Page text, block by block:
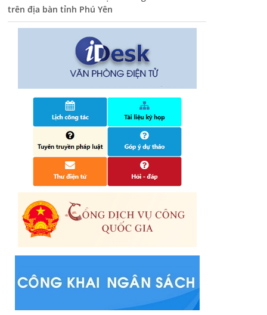
Quyết định công bố nhóm thủ tục hành
chính liên thông điện tử, khai sinh, cấp thẻ
bảo hiểm y tế trẻ em dưới 6 tuổi, đăng ký
25/06/2024
trên địa bàn tỉnh Phú Yên